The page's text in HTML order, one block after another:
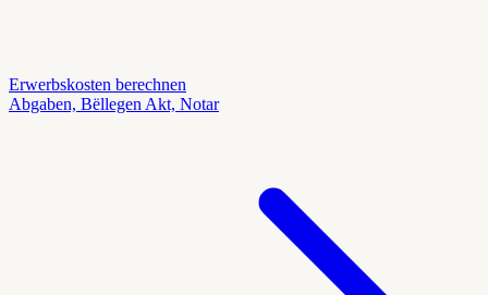
Erwerbskosten berechnen
Abgaben, Bëllegen Akt, Notar